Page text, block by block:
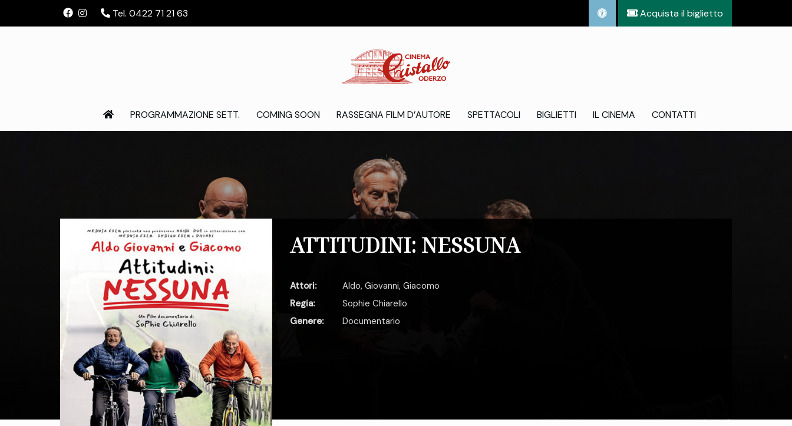
Tel. 0422 71 21 63 Acquista il biglietto
PROGRAMMAZIONE SETT. COMING SOON RASSEGNA FILM D’AUTORE SPETTACOLI BIGLIETTI IL CINEMA CONTATTI
ATTITUDINI: NESSUNA
Attori: Aldo, Giovanni, Giacomo
Regia:
Sophie Chiarello
Genere:
Documentario